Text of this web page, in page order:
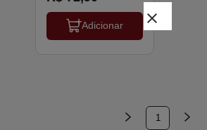
close
Adicionar
1